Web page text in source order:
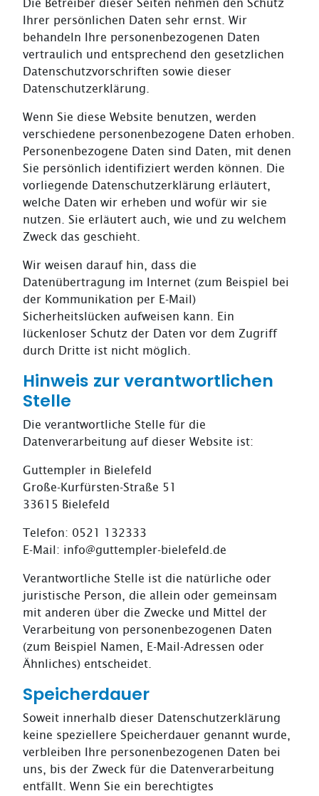
Die Betreiber dieser Seiten nehmen den Schutz
Ihrer persönlichen Daten sehr ernst. Wir
behandeln Ihre personenbezogenen Daten
vertraulich und entsprechend den gesetzlichen
Datenschutzvorschriften sowie dieser
Datenschutzerklärung.
Wenn Sie diese Website benutzen, werden
verschiedene personenbezogene Daten erhoben.
Personenbezogene Daten sind Daten, mit denen
Sie persönlich identifiziert werden können. Die
vorliegende Datenschutzerklärung erläutert,
welche Daten wir erheben und wofür wir sie
nutzen. Sie erläutert auch, wie und zu welchem
Zweck das geschieht.
Wir weisen darauf hin, dass die
Datenübertragung im Internet (zum Beispiel bei
der Kommunikation per E-Mail)
Sicherheitslücken aufweisen kann. Ein
lückenloser Schutz der Daten vor dem Zugriff
durch Dritte ist nicht möglich.
Hinweis zur verantwortlichen
Stelle
Die verantwortliche Stelle für die
Datenverarbeitung auf dieser Website ist:
Guttempler in Bielefeld
Große-Kurfürsten-Straße 51
33615 Bielefeld
Telefon: 0521 132333
E-Mail: info@guttempler-bielefeld.de
Verantwortliche Stelle ist die natürliche oder
juristische Person, die allein oder gemeinsam
mit anderen über die Zwecke und Mittel der
Verarbeitung von personenbezogenen Daten
(zum Beispiel Namen, E-Mail-Adressen oder
Ähnliches) entscheidet.
Speicherdauer
Soweit innerhalb dieser Datenschutzerklärung
keine speziellere Speicherdauer genannt wurde,
verbleiben Ihre personenbezogenen Daten bei
uns, bis der Zweck für die Datenverarbeitung
entfällt. Wenn Sie ein berechtigtes